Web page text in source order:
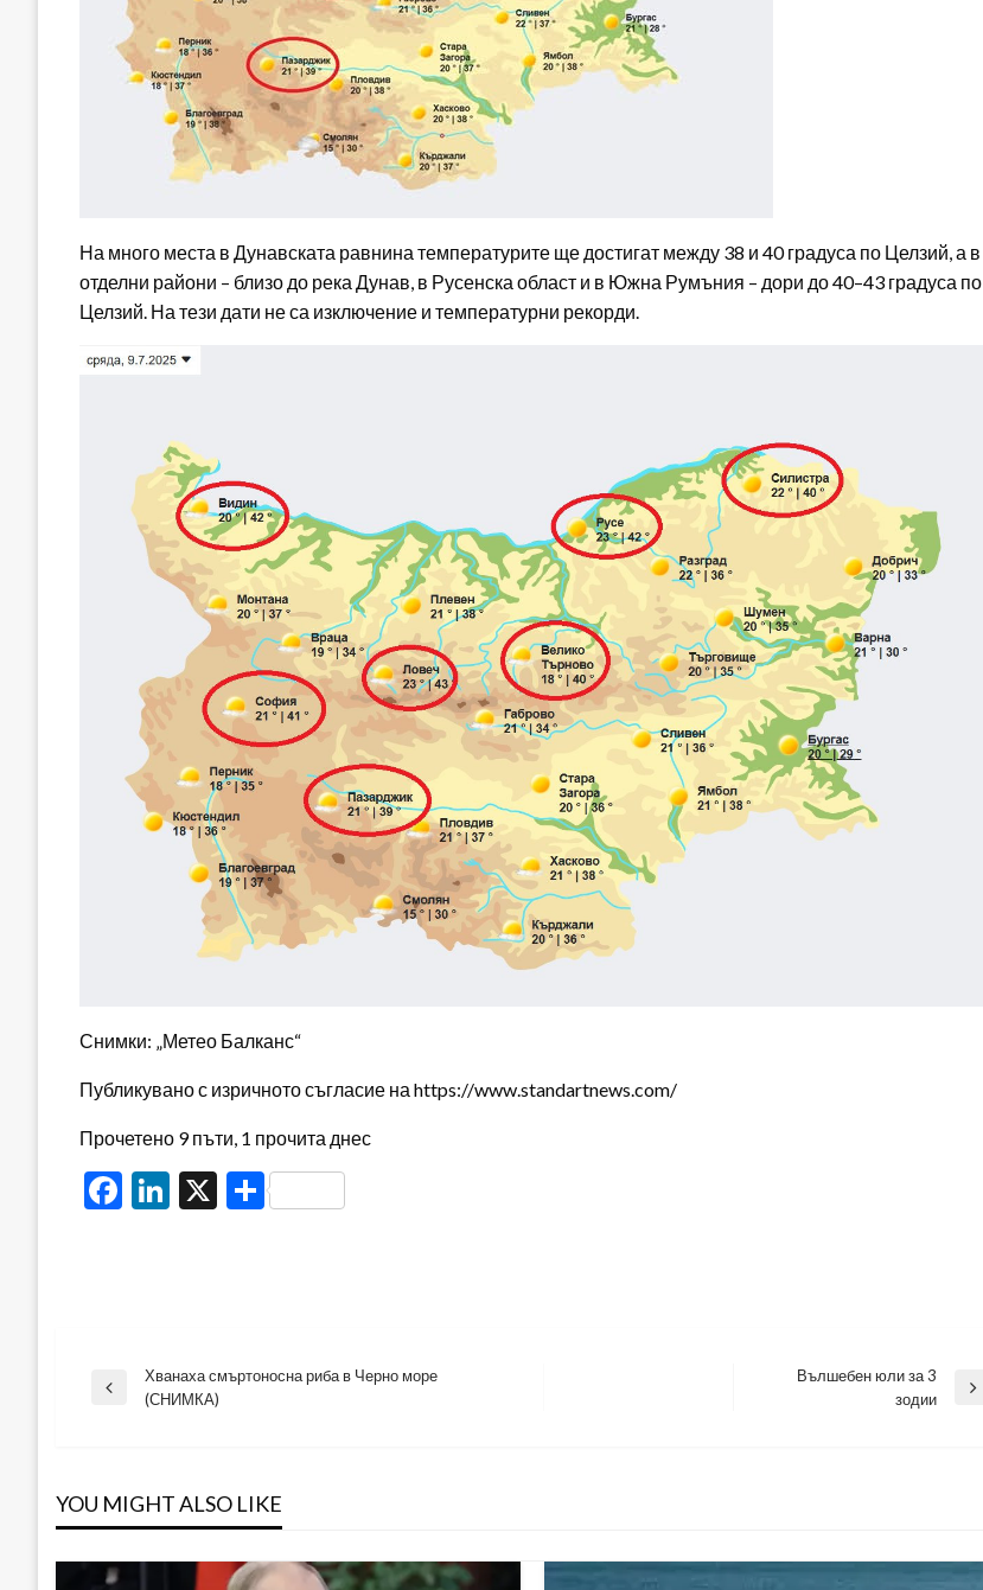
На много места в Дунавската равнина температурите ще достигат между 38 и 40 градуса по Целзий, а в
отделни райони – близо до река Дунав, в Русенска област и в Южна Румъния – дори до 40–43 градуса по
Целзий. На тези дати не са изключение и температурни рекорди.
Снимки: „Метео Балканс“
Публикувано с изричното съгласие на https://www.standartnews.com/
Прочетено 9 пъти, 1 прочита днес
Facebook
LinkedIn
X Share
Навигация
Previous
Хванаха смъртоносна риба в Черно море
(СНИМКА)
Вълшебен юли за 3
зодии
YOU MIGHT ALSO LIKE